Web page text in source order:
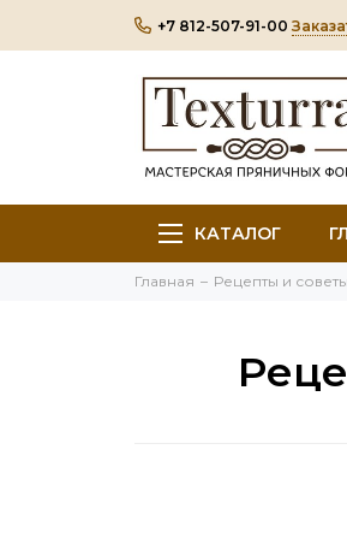
+7 812-507-91-00
КАТАЛОГ
Главная Рецепты и советы